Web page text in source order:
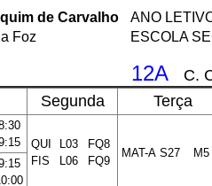
de Carvalho
ANO
Foz
ESCOLA
12A
C.
Segunda
Terça
QUI L03
FQ8
FIS
L06 FQ9
MAT-A S27
M5